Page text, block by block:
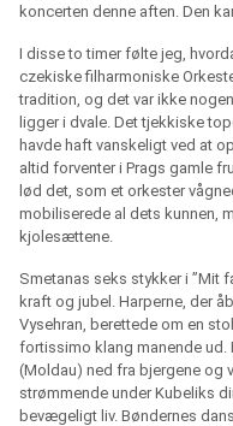
koncerten denne aften. Den
I disse to timer følte jeg,
czekiske filharmoniske
tradition, og det var ikke
ligger i dvale. Det tjekkiske
havde haft vanskeligt ved at
altid forventer i Prags gamle
lød det, som et orkester
mobiliserede al dets kunnen,
kjolesættene.
Smetanas seks stykker i ”Mit
kraft og jubel. Harperne, der
Vysehran, berettede om en
fortissimo klang manende ud.
(Moldau) ned fra bjergene
strømmende under Kubeliks
bevægeligt liv. Bøndernes